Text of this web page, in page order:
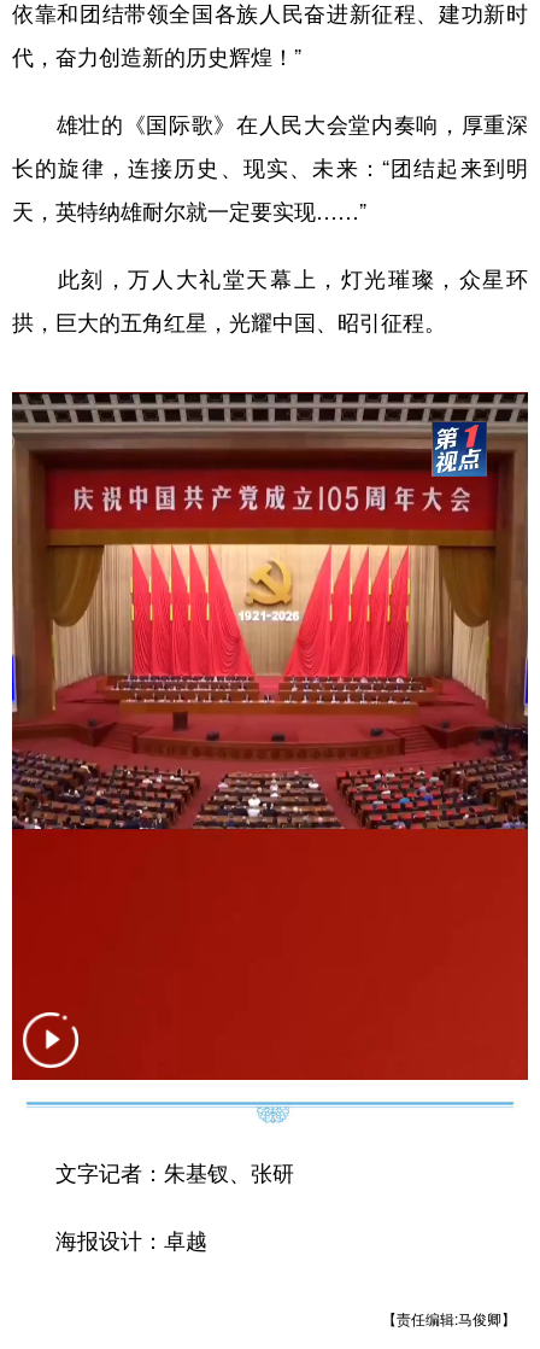
依靠和团结带领全国各族人民奋进新征程、建功新时
代，奋力创造新的历史辉煌！”
雄壮的《国际歌》在人民大会堂内奏响，厚重深
长的旋律，连接历史、现实、未来：“团结起来到明
天，英特纳雄耐尔就一定要实现……”
此刻，万人大礼堂天幕上，灯光璀璨，众星环
拱，巨大的五角红星，光耀中国、昭引征程。
文字记者：朱基钗、张研
海报设计：卓越
【责任编辑:马俊卿】